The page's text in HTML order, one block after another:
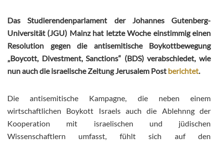
Das Studierendenparlament der Johannes Gutenberg-
Universität (JGU) Mainz hat letzte Woche einstimmig einen
Resolution gegen die antisemitische Boykottbewegung
„Boycott, Divestment, Sanctions“ (BDS) verabschiedet, wie
nun auch die israelische Zeitung Jerusalem Post berichtet.
Die antisemitische Kampagne, die neben einem
wirtschaftlichen Boykott Israels auch die Ablehnng der
Kooperation mit israelischen und jüdischen
Wissenschaftlern umfasst, fühlt sich auf den